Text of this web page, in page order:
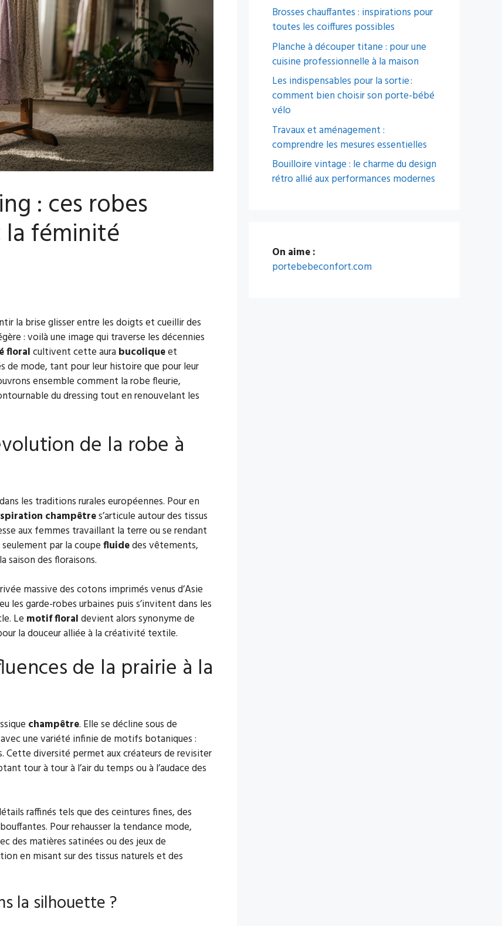
: ces robes
féminité
la brise glisser entre les doigts et cueillir des
: voilà une image qui traverse les décennies
floralcultivent cette aura bucoliqueet
de mode, tant pour leur histoire que pour leur
ensemble comment la robe fleurie,
du dressing tout en renouvelant les
de la robe à
les traditions rurales européennes. Pour en
champêtres’articule autour des tissus
aux femmes travaillant la terre ou se rendant
par la coupefluidedes vêtements,
saison des floraisons.
massive des cotons imprimés venus d’Asie
les garde-robes urbaines puis s’invitent dans les
Le motif floraldevient alors synonyme de
la douceur alliée à la créativité textile.
de la prairie à la
champêtre. Elle se décline sous de
une variété infinie de motifs botaniques :
Cette diversité permet aux créateurs de revisiter
tour à tour à l’air du temps ou à l’audace des
raffinés tels que des ceintures fines, des
Pour rehausser la tendance mode,
des matières satinées ou des jeux de
en misant sur des tissus naturels et des
la silhouette ?
Brosses chauffantes : inspirations pour
toutes les coiffures possibles
Planche à découper titane : pour une
cuisine professionnelle à la maison
Les indispensables pour la sortie :
comment bien choisir son porte-bébé
vélo
Travaux et aménagement :
comprendre les mesures essentielles
Bouilloire vintage : le charme du design
rétro allié aux performances modernes
On aime :
portebebeconfort.com